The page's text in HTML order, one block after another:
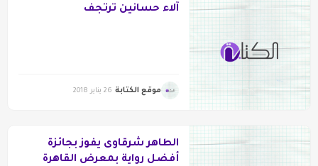
آلاء حسانين ترتجف
موقع الكتابة 26 يناير 2018
الطاهر شرقاوى يفوز بجائزة
أفضل رواية بمعرض القاهرة